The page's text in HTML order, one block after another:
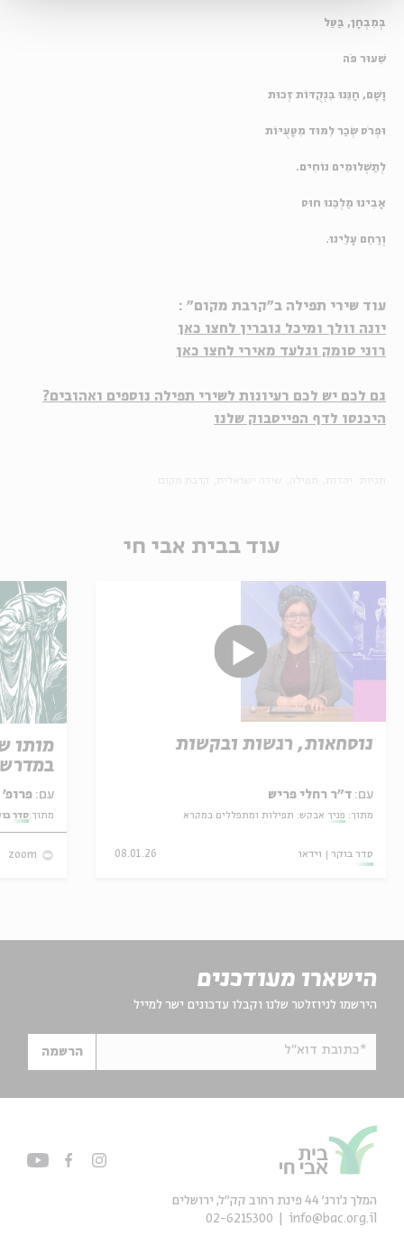
בְּמִבְחָן, בַּטֵּל
שִׁעוּר פֹּה
וָשָׁם, חָנֵּנוּ בִּנְקֻדּוֹת זְכוּת
וּפְרֹס שְׂכַר לִמּוּד מִטָּעֻיּוֹת
לְתַשְׁלוּמִים נוֹחִים.
אָבִינוּ מַלְכֵּנוּ חוּס
וְרַחֵם עָלֵינוּ.
עוד שירי תפילה ב"קרבת מקום" :
יונה וולך ומיכל גוברין לחצו כאן
רוני סומק וגלעד מאירי לחצו כאן
גם לכם יש לכם רעיונות לשירי תפילה נוספים ואהובים?
היכנסו לדף הפייסבוק שלנו
עוד בבית אבי חי
נוסחאות, רגשות ובקשות
עם: ד"ר רחלי פריש
מתוך: פניך אבקש: תפילות ומתפללים במקרא
סדר בוקר וידאו 08.01.26
מותו
עם: פרופ' אביגדור שנאן
מתוך:סדר
zoom
הישארו מעודכנים
הירשמו לניוזלטר שלנו וקבלו עדכונים ישר למייל
*כתובת דוא"ל הרשמה
המלך ג'ורג' 44 פינת רחוב קק״ל, ירושלים
info@bac.org.il
02-6215300